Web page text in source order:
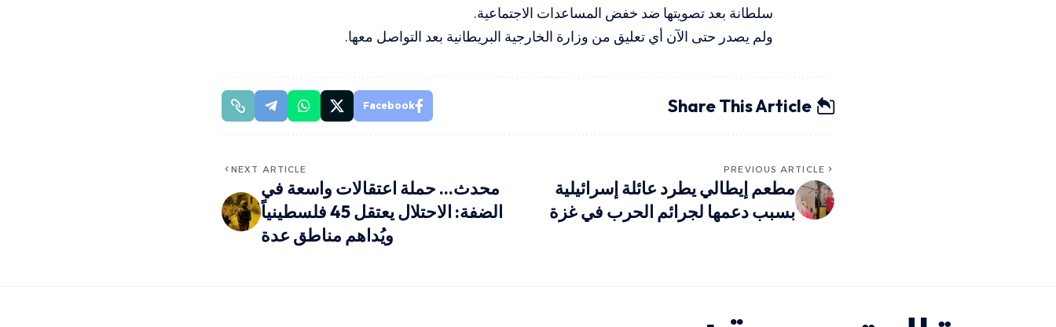
سلطانة بعد تصويتها ضد خفض المساعدات الاجتماعية.
ولم يصدر حتى الآن أي تعليق من وزارة الخارجية البريطانية بعد التواصل معها.
Share This Article
Facebook
PREVIOUS ARTICLE
مطعم إيطالي يطرد عائلة إسرائيلية
بسبب دعمها لجرائم الحرب في غزة
NEXT ARTICLE
محدث… حملة اعتقالات واسعة في
الضفة: الاحتلال يعتقل 45 فلسطينياً
ويُداهم مناطق عدة